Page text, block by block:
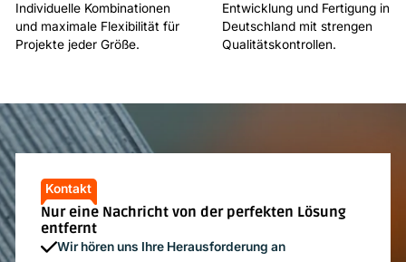
Individuelle Kombinationen
und maximale Flexibilität für
Projekte jeder Größe.
Entwicklung und Fertigung in
Deutschland mit strengen
Qualitätskontrollen.
Kontakt
Nur eine Nachricht von der perfekten Lösung
entfernt
Wir hören uns Ihre Herausforderung an